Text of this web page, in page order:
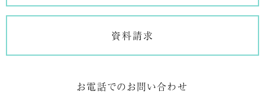
資料請求
お電話でのお問い合わせ